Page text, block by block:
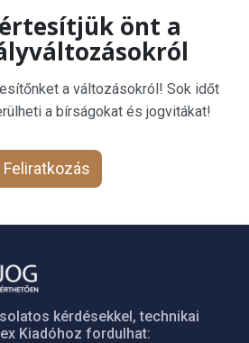
önt a
a változásokról! Sok időt
a bírságokat és jogvitákat!
Feliratkozás
kérdésekkel, technikai
Kiadóhoz fordulhat: